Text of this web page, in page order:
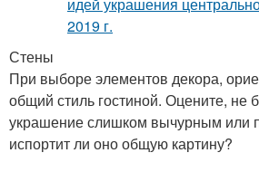
Стены
При выборе элементов декора,
общий стиль гостиной. Оцените, не
украшение слишком вычурным или
испортит ли оно общую картину?